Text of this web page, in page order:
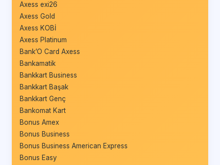
Axess exi26
Axess Gold
Axess KOBİ
Axess Platinum
Bank’O Card Axess
Bankamatik
Bankkart Business
Bankkart Başak
Bankkart Genç
Bankomat Kart
Bonus Amex
Bonus Business
Bonus Business American Express
Bonus Easy